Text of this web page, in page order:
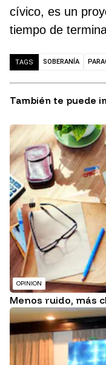
cívico, es un
tiempo de
TAGS SOBERANÍA
También te puede
OPINION
Menos ruido, más